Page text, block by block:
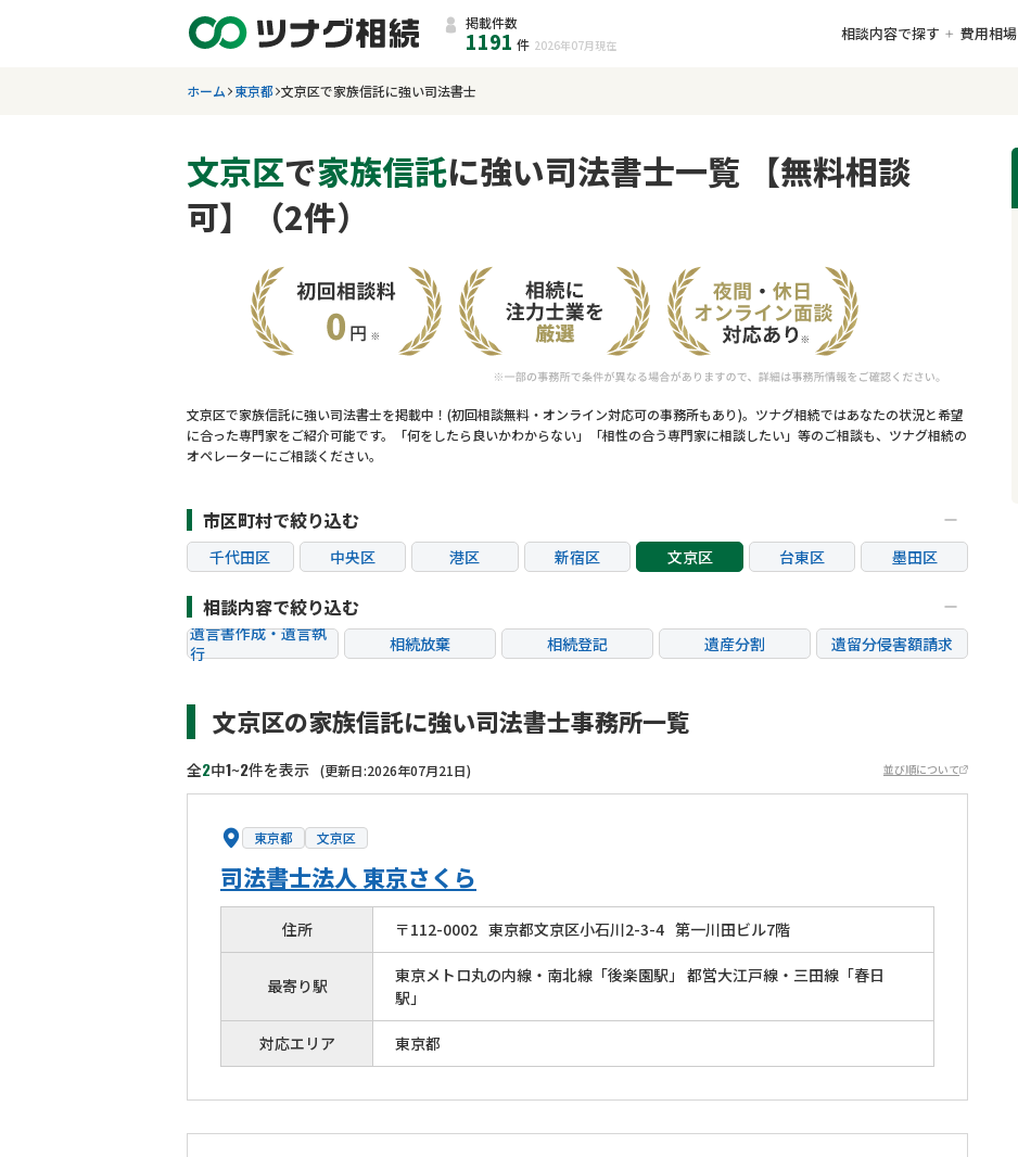
掲載件数
1191 件 2026年07月 現在
相談内容で探す 費用相場
ホーム 東京都 文京区で家族信託に強い司法書士
文京区で家族信託に強い司法書士一覧 【無料相談
可】（2件）
文京区で家族信託に強い司法書士を掲載中！(初回相談無料・オンライン対応可の事務所もあり)。ツナグ相続ではあなたの状況と希望
に合った専門家をご紹介可能です。「何をしたら良いかわからない」「相性の合う専門家に相談したい」等のご相談も、ツナグ相続の
オペレーターにご相談ください。
市区町村で絞り込む
千代田区 中央区 港区 新宿区 文京区 台東区
墨田区
杉並区
豊島区 北区 荒川区 板橋区 練馬区
足立区
葛飾区
江戸川区 八王子市 立川市 三鷹市 府中市
調布市
狛江市
東大和市 清瀬市 稲城市
相談内容で絞り込む
遺言書作成・遺言執
行
相続放棄 相続登記 遺産分割
遺留分侵害額請求
贈与税
生前対策 相続人調査
文京区の家族信託に強い司法書士事務所一覧
全2中1~2件を表示 (更新日:2026年07月21日) 並び順について
東京都 文京区
司法書士法人 東京さくら
住所 〒112-0002 東京都文京区小石川2-3-4 第一川田ビル7階
最寄り駅
東京メトロ丸の内線・南北線「後楽園駅」 都営大江戸線・三田線「春日
駅」
対応エリア 東京都